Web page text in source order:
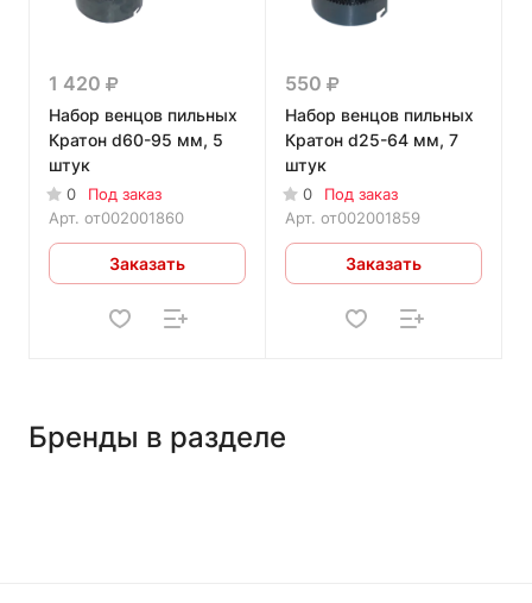
1 420
Набор венцов пильных
Кратон d60-95 мм, 5
штук
0
Под заказ
Арт. от002001860
Заказать
550
Набор венцов пильных
Кратон d25-64 мм, 7
штук
0
Под заказ
Арт. от002001859
Заказать
Бренды в разделе